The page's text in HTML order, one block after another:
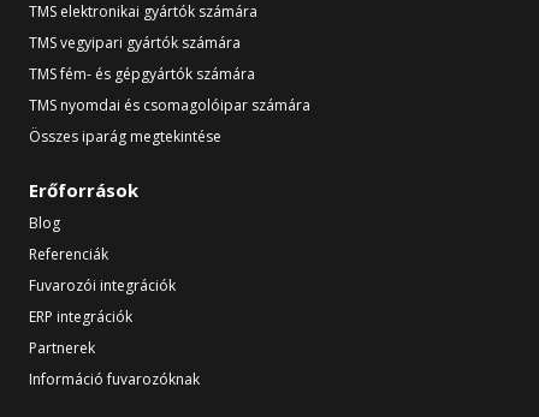
TMS elektronikai gyártók számára
TMS vegyipari gyártók számára
TMS fém- és gépgyártók számára
TMS nyomdai és csomagolóipar számára
Összes iparág megtekintése
Erőforrások
Blog
Referenciák
Fuvarozói integrációk
ERP integrációk
Partnerek
Információ fuvarozóknak